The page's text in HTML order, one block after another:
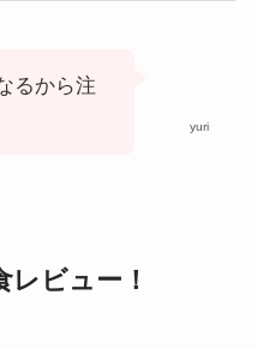
yuri
るから注
ビュー！